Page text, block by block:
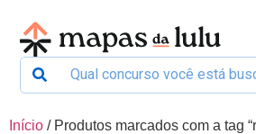
Início / Produtos marcados com a tag